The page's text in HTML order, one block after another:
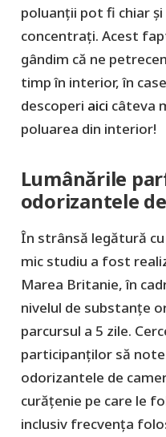
poluanții pot fi chiar
concentrați. Acest
gândim că ne
timp în interior, în
descoperi aici câteva
poluarea din interior!
Lumânările
odorizantele
În strânsă legătură
mic studiu a fost
Marea Britanie, în
nivelul de substanțe
parcursul a 5 zile.
participanților să
odorizantele de
curățenie pe care le
inclusiv frecvența